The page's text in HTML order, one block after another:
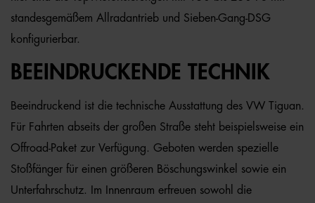
standesgemäßem Allradantrieb und Sieben-Gang-DSG
konfigurierbar.
BEEINDRUCKENDE TECHNIK
Beeindruckend ist die technische Ausstattung des VW Tiguan.
Für Fahrten abseits der großen Straße steht beispielsweise ein
Offroad-Paket zur Verfügung. Geboten werden spezielle
Stoßfänger für einen größeren Böschungswinkel sowie ein
Unterfahrschutz. Im Innenraum erfreuen sowohl die